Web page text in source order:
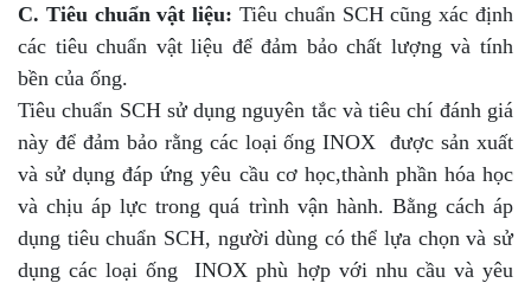
C. Tiêu chuẩn vật liệu: Tiêu chuẩn SCH cũng xác định
các tiêu chuẩn vật liệu để đảm bảo chất lượng và tính
bền của ống.
Tiêu chuẩn SCH sử dụng nguyên tắc và tiêu chí đánh giá
này để đảm bảo rằng các loại ống INOX được sản xuất
và sử dụng đáp ứng yêu cầu cơ học,thành phần hóa học
và chịu áp lực trong quá trình vận hành. Bằng cách áp
dụng tiêu chuẩn SCH, người dùng có thể lựa chọn và sử
dụng các loại ống INOX phù hợp với nhu cầu và yêu